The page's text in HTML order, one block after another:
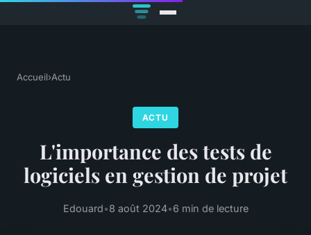
Accueil›Actu
ACTU
L'importance des tests de
logiciels en gestion de projet
Edouard•8 août 2024•6 min de lecture